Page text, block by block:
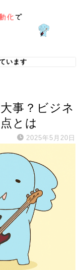
います
事？ビジネ
とは
2025年5月20日